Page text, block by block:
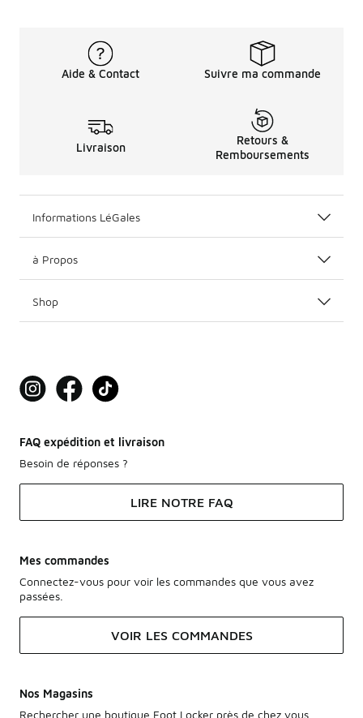
Aide & Contact Suivre ma commande
Livraison
Retours &
Remboursements
Informations LéGales
à Propos
Shop
FAQ expédition et livraison
Besoin de réponses ?
LIRE NOTRE FAQ
Mes commandes
Connectez-vous pour voir les commandes que vous avez
passées.
VOIR LES COMMANDES
Nos Magasins
Rechercher une boutique Foot Locker près de chez vous.